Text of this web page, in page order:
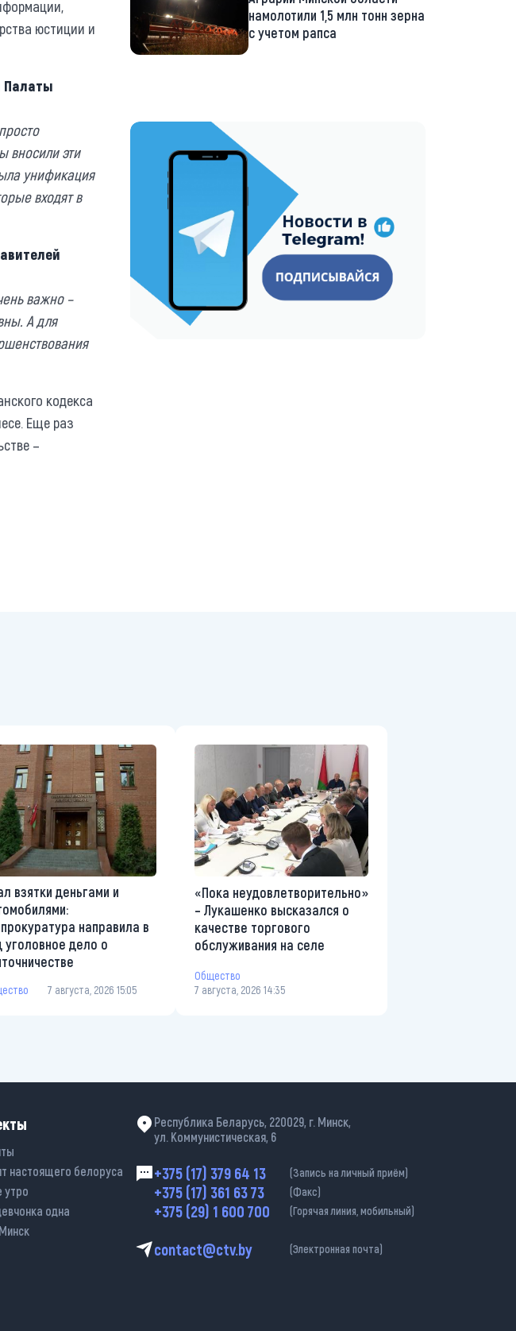
юстиции и
Палаты
вносили эти
унификация
входят в
важно –
А для
кодекса
Еще раз
–
намолотили 1,5 млн тонн зерна
с учетом рапса
https://t.me/minskctvby
взятки деньгами и
направила в
уголовное дело о
7 августа, 2026 15:05
«Пока неудовлетворительно»
– Лукашенко высказался о
качестве торгового
обслуживания на селе
Общество
7 августа, 2026 14:35
настоящего белоруса
утро
одна
Республика Беларусь, 220029, г. Минск,
ул. Коммунистическая, 6
+375 (17) 379 64 13 (Запись на личный приём)
+375 (17) 361 63 73 (Факс)
+375 (29) 1 600 700 (Горячая линия, мобильный)
contact@ctv.by (Электронная почта)